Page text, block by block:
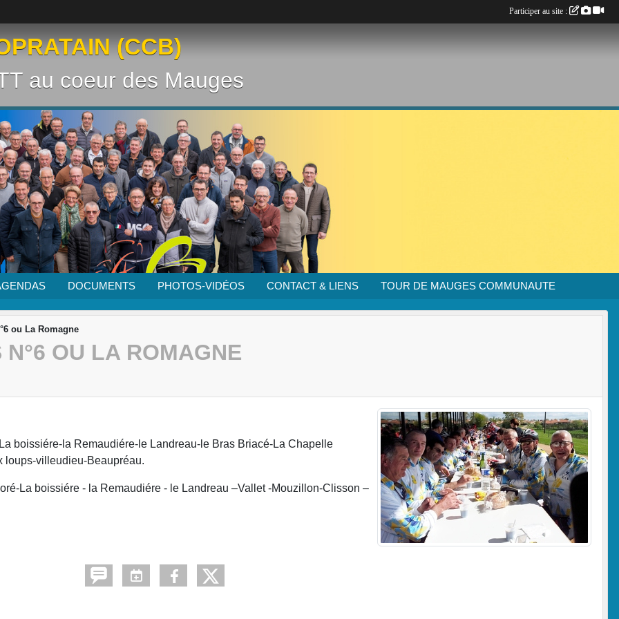
(CCB)
au coeur des Mauges
DOCUMENTS PHOTOS-VIDÉOS CONTACT & LIENS TOUR DE MAUGES COMMUNAUTE
ou La Romagne
OU LA ROMAGNE
boissiére-la Remaudiére-le Landreau-le Bras Briacé-La Chapelle
loups-villeudieu-Beaupréau.
La boissiére - la Remaudiére - le Landreau –Vallet -Mouzillon-Clisson –
Participer au site :